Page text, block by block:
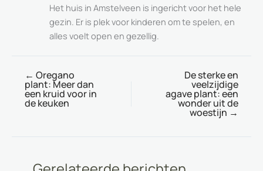
Het huis in Amstelveen is ingericht voor het hele
gezin. Er is plek voor kinderen om te spelen, en
alles voelt open en gezellig.
← Oregano
plant: Meer dan
een kruid voor in
de keuken
De sterke en
veelzijdige
agave plant: een
wonder uit de
woestijn →